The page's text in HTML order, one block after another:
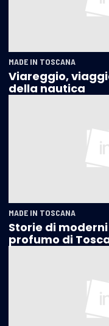
MADE IN TOSCANA
Viareggio,
della nautica
MADE IN TOSCANA
Storie di
profumo di